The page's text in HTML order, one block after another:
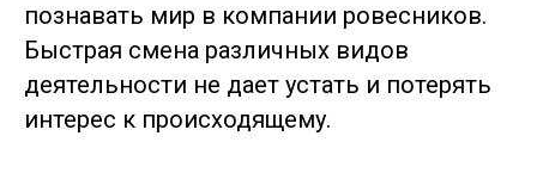
познавать мир в компании ровесников.
Быстрая смена различных видов
деятельности не дает устать и потерять
интерес к происходящему.